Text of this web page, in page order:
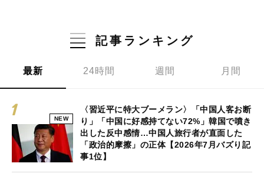
記事ランキング
最新 24時間 週間 月間
NEW
〈習近平に特大ブーメラン〉「中国人客お断
り」「中国に好感持てない72%」韓国で噴き
出した反中感情…中国人旅行者が直面した
「政治的摩擦」の正体【2026年7月バズり記
事1位】